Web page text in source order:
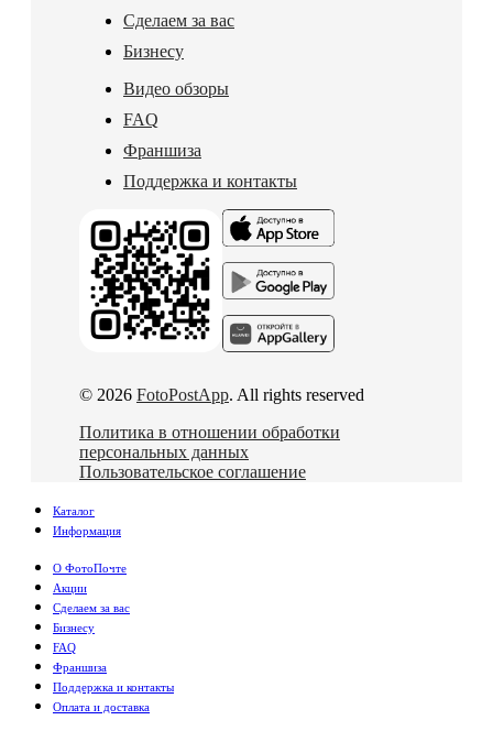
Сделаем за вас
Бизнесу
Видео обзоры
FAQ
Франшиза
Поддержка и контакты
© 2026 FotoPostApp. All rights reserved
Политика в отношении обработки
персональных данных
Пользовательское соглашение
Каталог
Информация
О ФотоПочте
Акции
Сделаем за вас
Бизнесу
FAQ
Франшиза
Поддержка и контакты
Оплата и доставка